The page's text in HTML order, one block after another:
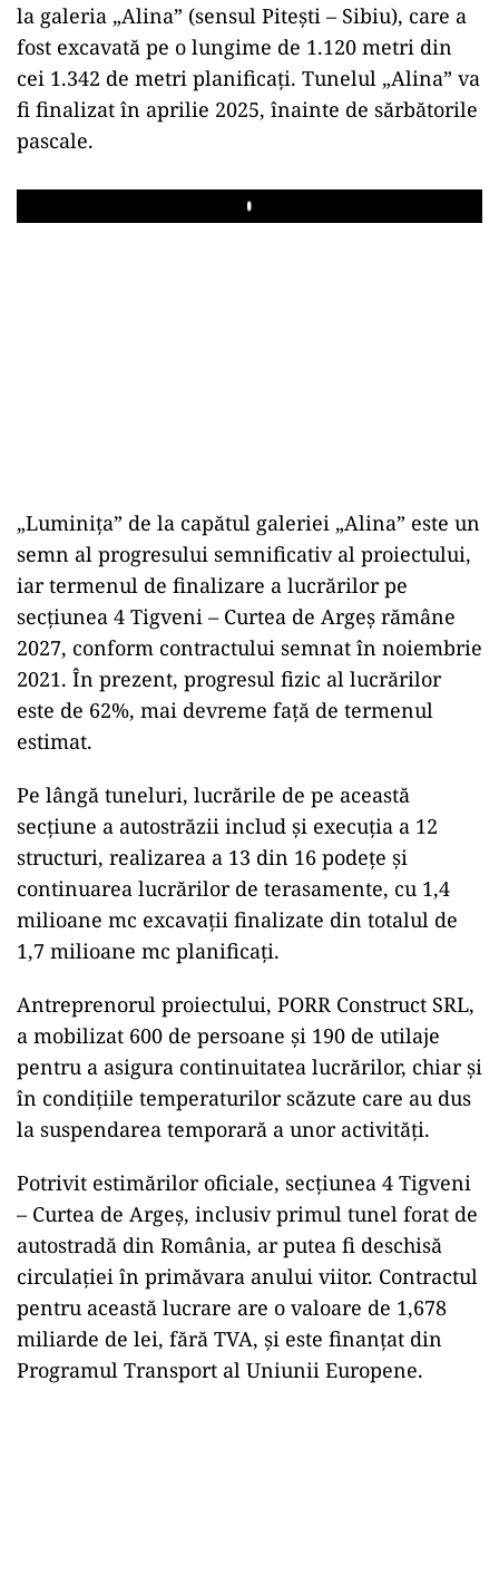
la galeria „Alina” (sensul Pitești – Sibiu), care a
fost excavată pe o lungime de 1.120 metri din
cei 1.342 de metri planificați. Tunelul „Alina” va
fi finalizat în aprilie 2025, înainte de sărbătorile
pascale.
Play
„Luminița” de la capătul galeriei „Alina” este un
semn al progresului semnificativ al proiectului,
iar termenul de finalizare a lucrărilor pe
secțiunea 4 Tigveni – Curtea de Argeș rămâne
2027, conform contractului semnat în noiembrie
2021. În prezent, progresul fizic al lucrărilor
este de 62%, mai devreme față de termenul
estimat.
Pe lângă tuneluri, lucrările de pe această
secțiune a autostrăzii includ și execuția a 12
structuri, realizarea a 13 din 16 podețe și
continuarea lucrărilor de terasamente, cu 1,4
milioane mc excavații finalizate din totalul de
1,7 milioane mc planificați.
Antreprenorul proiectului, PORR Construct SRL,
a mobilizat 600 de persoane și 190 de utilaje
pentru a asigura continuitatea lucrărilor, chiar și
în condițiile temperaturilor scăzute care au dus
la suspendarea temporară a unor activități.
Potrivit estimărilor oficiale, secțiunea 4 Tigveni
– Curtea de Argeș, inclusiv primul tunel forat de
autostradă din România, ar putea fi deschisă
circulației în primăvara anului viitor. Contractul
pentru această lucrare are o valoare de 1,678
miliarde de lei, fără TVA, și este finanțat din
Programul Transport al Uniunii Europene.